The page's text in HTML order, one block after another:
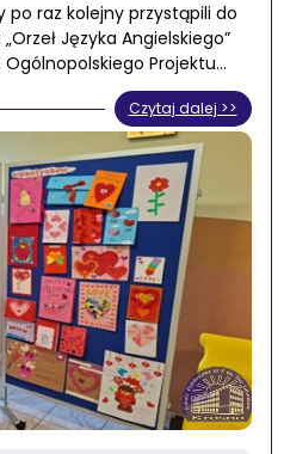
raz kolejny przystąpili do
Języka Angielskiego”
Projektu…
Czytaj dalej >>